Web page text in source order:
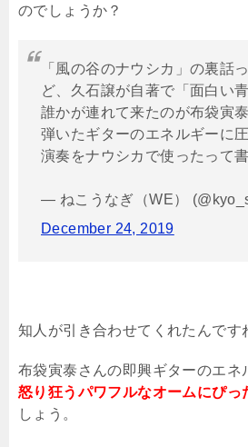
のでしょうか？
「風の谷のナウシカ」の裏話
ど、久石譲が自著で「面白い
誰かが連れて来たのが布袋寅
弾いたギターのエネルギーに
演奏をナウシカで使ったって書
— ねこうなぎ（WE）
December 24, 2019
知人が引き合わせてくれたんです
布袋寅泰さんの即興ギターのエネ
怒り狂うパワフルなオームにぴっ
しょう。